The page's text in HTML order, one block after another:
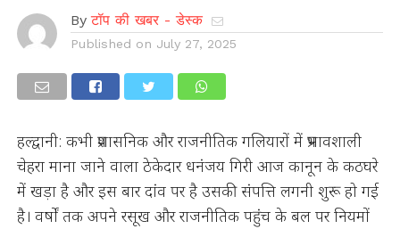
By टॉप की खबर - डेस्क
Published on July 27, 2025
हल्द्वानी: कभी प्रशासनिक और राजनीतिक गलियारों में प्रभावशाली
चेहरा माना जाने वाला ठेकेदार धनंजय गिरी आज कानून के कठघरे
में खड़ा है और इस बार दांव पर है उसकी संपत्ति लगनी शुरू हो गई
है। वर्षों तक अपने रसूख और राजनीतिक पहुंच के बल पर नियमों